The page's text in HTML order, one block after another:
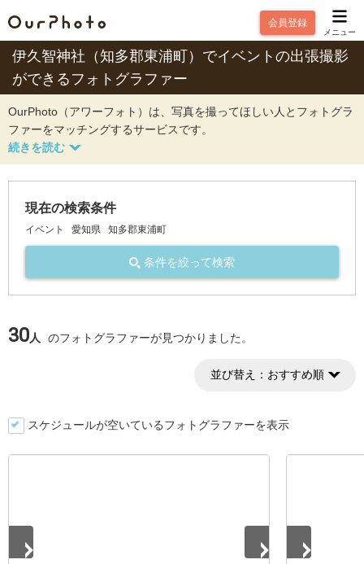
会員登録
メニュー
伊久智神社（知多郡東浦町）でイベントの出張撮影
ができるフォトグラファー
OurPhoto（アワーフォト）は、写真を撮ってほしい人とフォトグラ
ファーをマッチングするサービスです。
現在の検索条件
イベント 愛知県 知多郡東浦町
条件を絞って検索
30人 のフォトグラファーが見つかりました。
並び替え： おすすめ順
スケジュールが空いているフォトグラファーを表示